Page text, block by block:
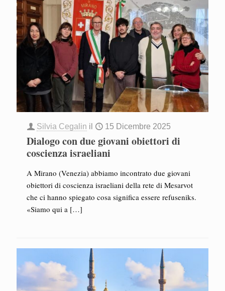
Silvia Cegalin il 15 Dicembre 2025
Dialogo con due giovani obiettori di
coscienza israeliani
A Mirano (Venezia) abbiamo incontrato due giovani
obiettori di coscienza israeliani della rete di Mesarvot
che ci hanno spiegato cosa significa essere refuseniks.
«Siamo qui a […]